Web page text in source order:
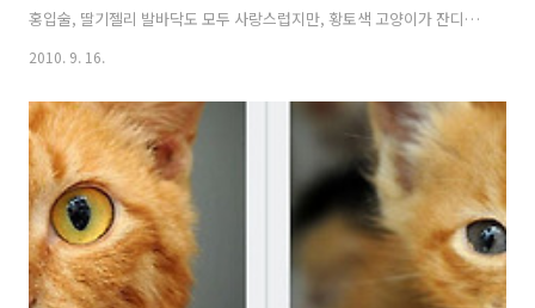
홍입술, 딸기젤리 발바닥도 모두 사랑스럽지만, 황토색 고양이가 잔디 위
를 걸을 때나 나무와 함께 있을 때, 돌밭을 뒤로 하고 걸을 때...그렇게 자
말로 좋습니다. *반려동물 진료 부가세 반대서명에 참여해주세요. * 구독
+ 버튼으로 '길고양이 통신'을 구독해보세요~ 트위터: @catstory_kr
아래 손가락버튼을 눌러 추천해주시면 글을 쓸 때마다 큰 힘이 됩니다.
2010. 9. 16.